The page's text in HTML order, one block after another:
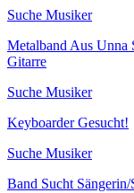
Suche Musiker
Metalband Aus Unna
Gitarre
Suche Musiker
Keyboarder Gesucht!
Suche Musiker
Band Sucht Sängerin/